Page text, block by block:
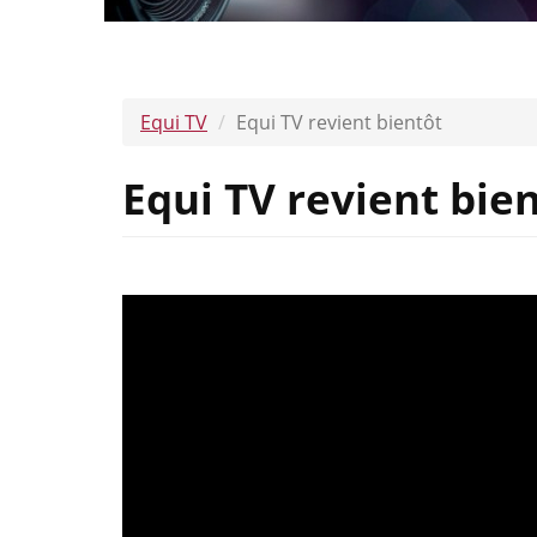
Equi TV Equi TV revient bientôt
Equi TV revient